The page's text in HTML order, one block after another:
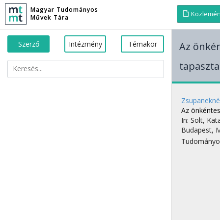
Magyar Tudományos
Művek Tára
Szerző Intézmény Témakör
Az
Az
In: Solt,
Budapest,